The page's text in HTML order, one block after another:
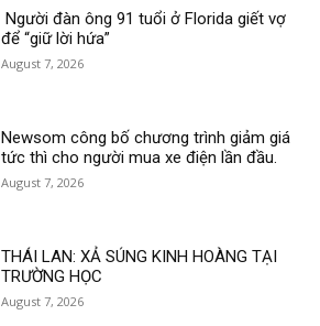
Người đàn ông 91 tuổi ở Florida giết vợ
để “giữ lời hứa”
August 7, 2026
Newsom công bố chương trình giảm giá
tức thì cho người mua xe điện lần đầu.
August 7, 2026
THÁI LAN: XẢ SÚNG KINH HOÀNG TẠI
TRƯỜNG HỌC
August 7, 2026